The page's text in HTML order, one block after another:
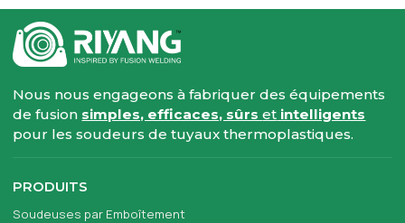
Nous nous engageons à fabriquer des équipements
de fusion simples, efficaces, sûrset intelligents
pour les soudeurs de tuyaux thermoplastiques.
PRODUITS
Soudeuses par Emboîtement